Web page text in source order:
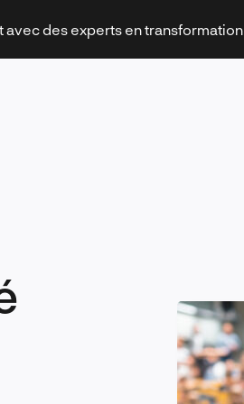
avec des experts en transformation
et innovation